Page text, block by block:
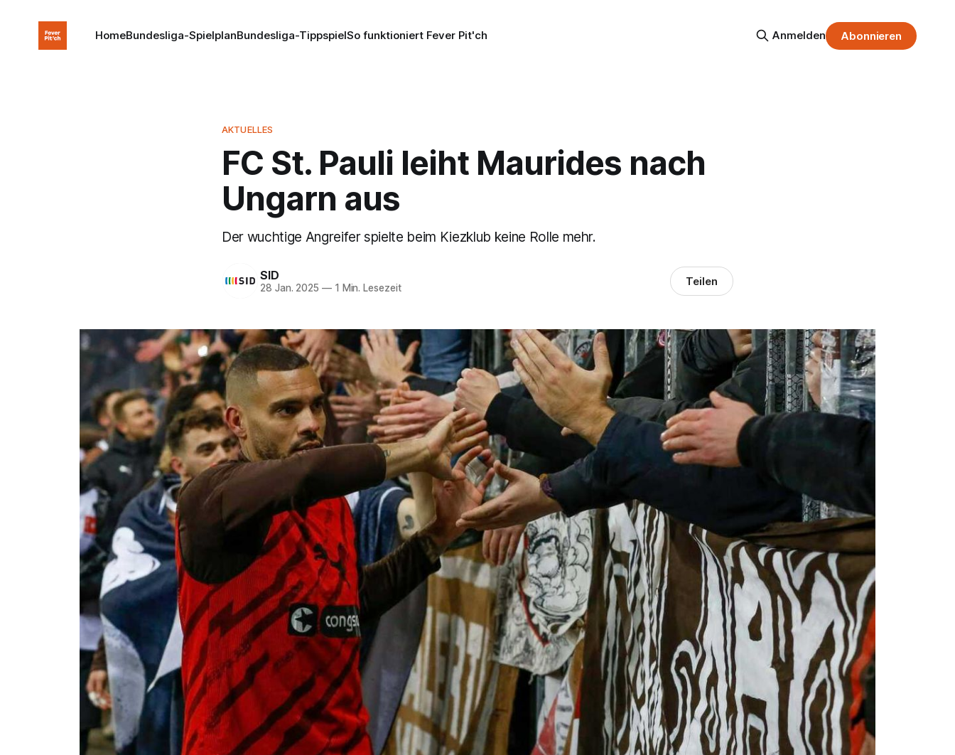
HomeBundesliga-SpielplanBundesliga-TippspielSo funktioniert Fever Pit'ch Anmelden Abonnieren
AKTUELLES
FC St. Pauli leiht Maurides nach
Ungarn aus
Der wuchtige Angreifer spielte beim Kiezklub keine Rolle mehr.
SID
28 Jan. 2025 —1 Min. Lesezeit Teilen